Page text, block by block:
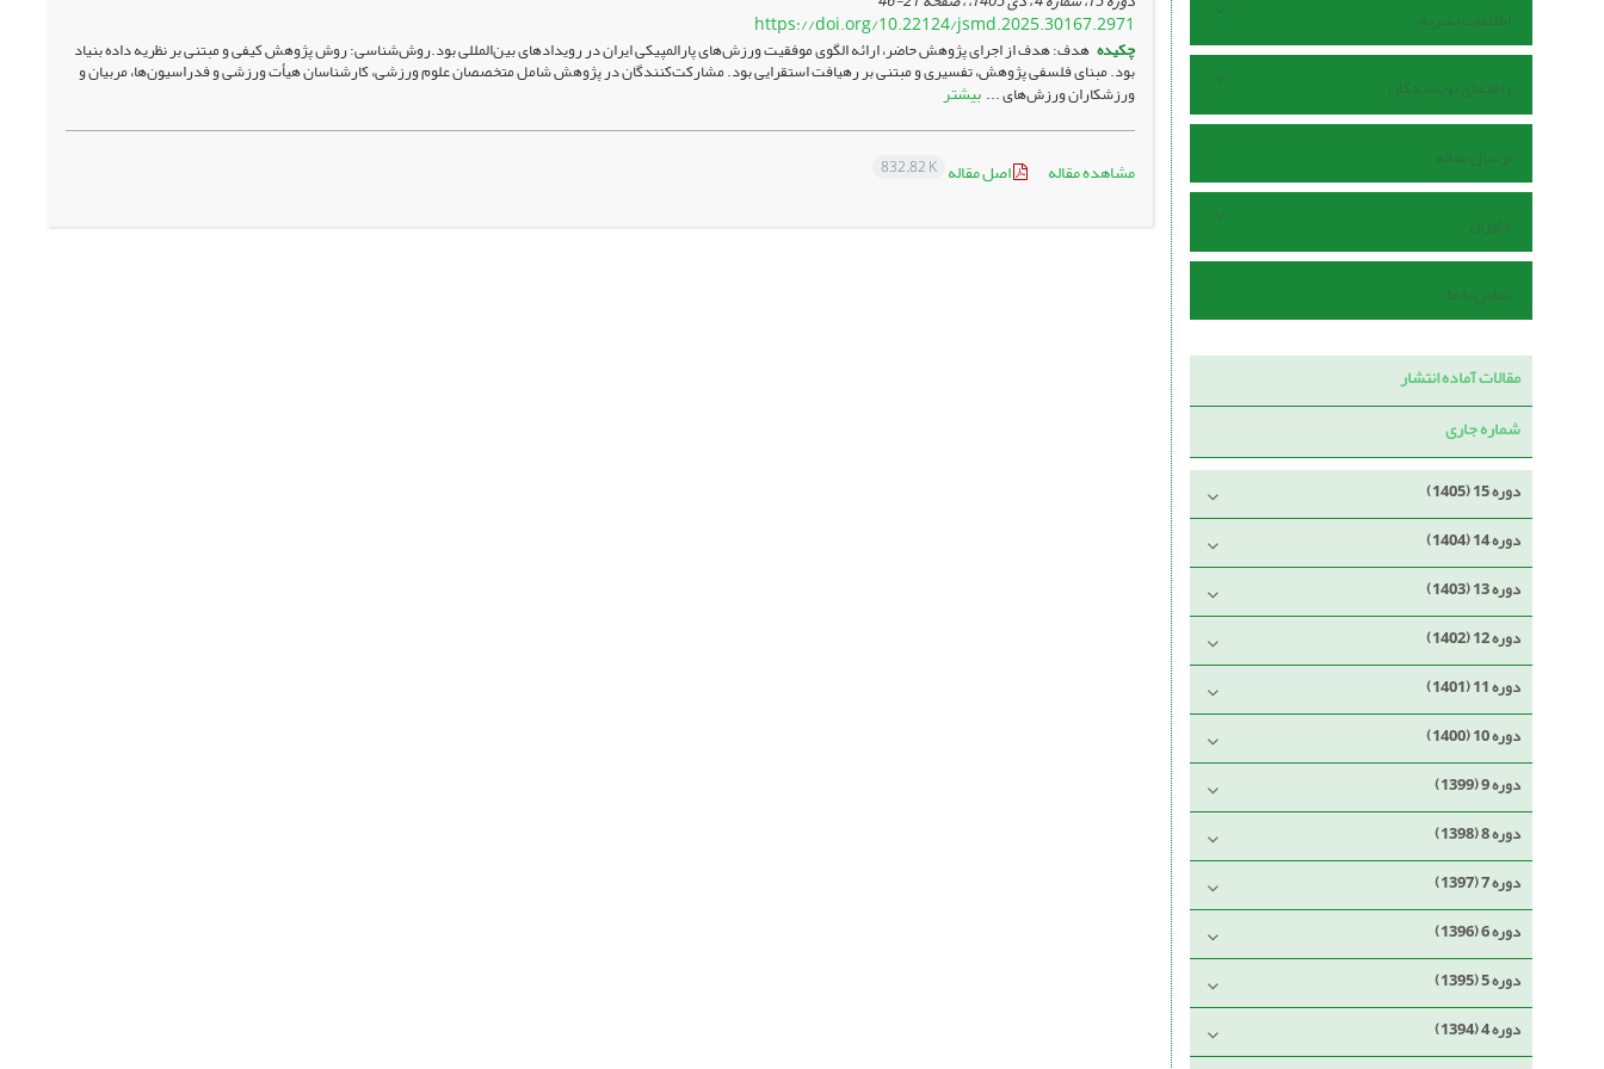
اطلاعات نشریه
راهنمای نویسندگان
ارسال مقاله
داوران
تماس با ما
مقالات آماده انتشار
شماره جاری
دوره 15 (1405)
دوره 14 (1404)
دوره 13 (1403)
دوره 12 (1402)
دوره 11 (1401)
دوره 10 (1400)
دوره 9 (1399)
دوره 8 (1398)
دوره 7 (1397)
دوره 6 (1396)
دوره 5 (1395)
دوره 4 (1394)
https://doi.org/10.22124/jsmd.2025.30167.2971
چکیده هدف: هدف از اجرای پژوهش حاضر، ارائه الگوی موفقیت ورزش‌های پارالمپیکی ایران در رویدادهای بین‌المللی بود.روش‌شناسی: روش پژوهش کیفی و مبتنی بر نظریه داده بنیاد
بود. مبنای فلسفی پژوهش، تفسیری و مبتنی بر رهیافت استقرایی بود. مشارکت‌کنندگان در پژوهش شامل متخصصان علوم ورزشی، کارشناسان هیأت ورزشی و فدراسیون‌ها، مربیان و
ورزشکاران ورزش‌های ...بیشتر
مشاهده مقاله اصل مقاله 832.82 K